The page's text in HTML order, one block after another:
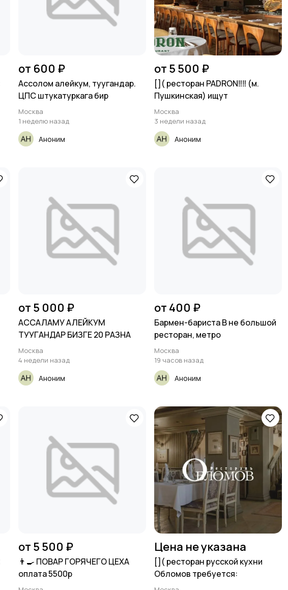
от 600 ₽
Ассолом алейкум, туугандар.
ЦПС штукатуркага бир
Москва
1 неделю назад
Аноним
от 5 500 ₽
[​]( ресторан PADRON‼️‼️ (м.
Пушкинская) ищут
Москва
3 недели назад
Аноним
от 5 000 ₽
АССАЛАМУ АЛЕЙКУМ
ТУУГАНДАР БИЗГЕ 20 РАЗНА
Москва
4 недели назад
Аноним
от 400 ₽
Бармен-бариста В не большой
ресторан, метро
Москва
19 часов назад
Аноним
от 5 500 ₽
👨‍🍳 ПОВАР ГОРЯЧЕГО ЦЕХА
оплата 5500р
Цена не указана
[​]( ресторан русской кухни
Обломов требуется: